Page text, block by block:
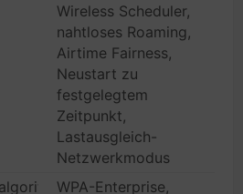
Wireless Scheduler,
nahtloses Roaming,
Airtime Fairness,
Neustart zu
festgelegtem
Zeitpunkt,
Lastausgleich-
Netzwerkmodus
WPA-Enterprise,